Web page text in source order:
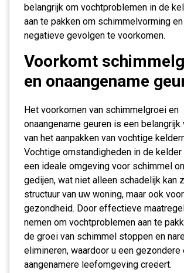
belangrijk om vochtproblemen in de
aan te pakken om schimmelvorming
negatieve gevolgen te voorkomen.
Voorkomt
en onaangename
Het voorkomen van schimmelgroei en
onaangename geuren is een belangrijk
van het aanpakken van vochtige
Vochtige omstandigheden in de kelder
een ideale omgeving voor schimmel
gedijen, wat niet alleen schadelijk kan
structuur van uw woning, maar ook
gezondheid. Door effectieve
nemen om vochtproblemen aan te
de groei van schimmel stoppen en
elimineren, waardoor u een gezondere
aangenamere leefomgeving creëert.